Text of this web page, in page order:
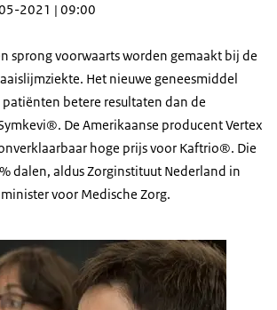
2021 | 09:00
sprong voorwaarts worden gemaakt bij de
Het nieuwe geneesmiddel
betere resultaten dan de
De Amerikaanse producent Vertex
hoge prijs voor Kaftrio®. Die
dalen, aldus Zorginstituut Nederland in
voor Medische Zorg.